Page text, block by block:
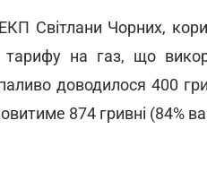
Світлани Чорних,
на газ, що
доводилося 400
874 гривні (84%